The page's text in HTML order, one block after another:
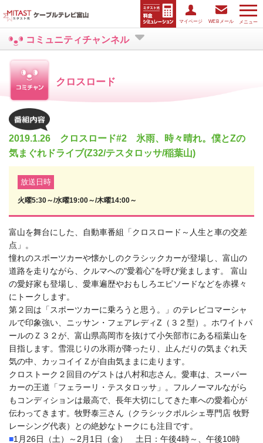
メニュー
マイページ WEBメール
コミュニティチャンネル
クロスロード
2019.1.26 クロスロード#2 氷雨、時々晴れ。僕とZの
気まぐれドライブ(Z32/テスタロッサ/稲葉山)
放送日時
火曜5:30～/水曜19:00～/木曜14:00～
富山を舞台にした、自動車番組「クロスロード～人生と車の交差
点」。
憧れのスポーツカーや懐かしのクラシックカーが登場し、富山の
道路を走りながら、クルマへの"愛着心"を呼び覚まします。 富山
の愛好家も登場し、愛車遍歴やおもしろエピソードなどを赤裸々
にトークします。
第２回は「スポーツカーに乗ろうと思う。」のテレビコマーシャ
ルで印象強い、ニッサン・フェアレディZ（３２型）。ホワイトパ
ールのＺ３２が、富山県高岡市を抜けて小矢部市にある稲葉山を
目指します。雪混じりの氷雨が降ったり、止んだりの気まぐれ天
気の中、カッコイイＺが自由気ままに走ります。
クロストーク２回目のゲストは八村和志さん。愛車は、スーパー
カーの王道「フェラーリ・テスタロッサ」。フルノーマルながら
もコンディションは最高で、長年大切にしてきた車への愛着心が
伝わってきます。牧野泰三さん（クラシックポルシェ専門店 牧野
レーシング代表）との絶妙なトークにも注目です。
■1月26日（土）～2月1日（金） 土日：午後4時～、午後10時